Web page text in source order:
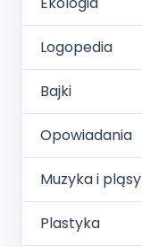
Logopedia
Bajki
Opowiadania
Muzyka i pląsy
Plastyka